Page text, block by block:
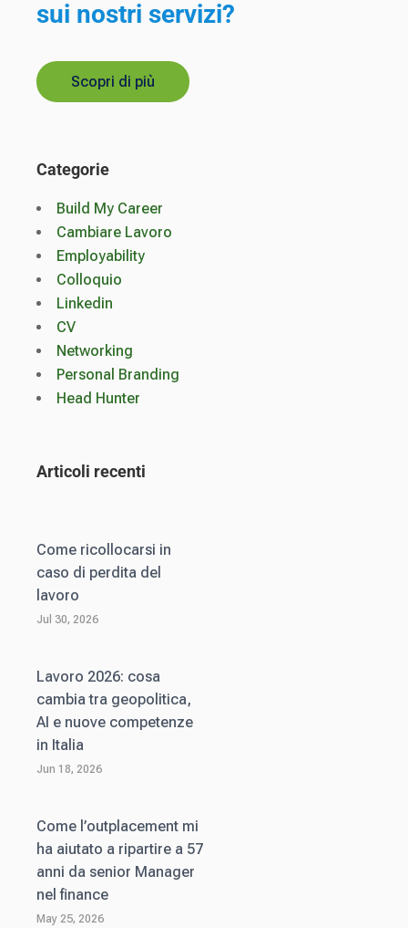
sui nostri servizi?
Scopri di più
Categorie
Build My Career
Cambiare Lavoro
Employability
Colloquio
Linkedin
CV
Networking
Personal Branding
Head Hunter
Articoli recenti
Come ricollocarsi in
caso di perdita del
lavoro
Jul 30, 2026
Lavoro 2026: cosa
cambia tra geopolitica,
AI e nuove competenze
in Italia
Jun 18, 2026
Come l’outplacement mi
ha aiutato a ripartire a 57
anni da senior Manager
nel finance
May 25, 2026